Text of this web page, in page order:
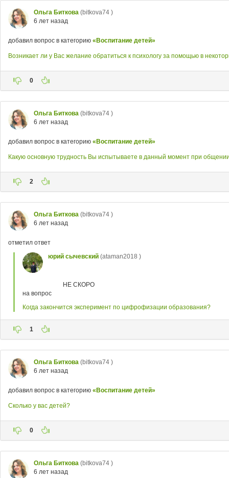
Ольга Биткова (bitkova74 )
6 лет назад
добавил вопрос в категорию «Воспитание детей»
Возникает ли у Вас желание обратиться к психологу за помощью в
0
Ольга Биткова (bitkova74 )
6 лет назад
добавил вопрос в категорию «Воспитание детей»
Какую основную трудность Вы испытываете в данный момент при
2
Ольга Биткова (bitkova74 )
6 лет назад
отметил ответ
юрий сычевский (ataman2018 )
НЕ СКОРО
на вопрос
Когда закончится эксперимент по цифрофизации образования?
1
Ольга Биткова (bitkova74 )
6 лет назад
добавил вопрос в категорию «Воспитание детей»
Сколько у вас детей?
0
Ольга Биткова (bitkova74 )
6 лет назад